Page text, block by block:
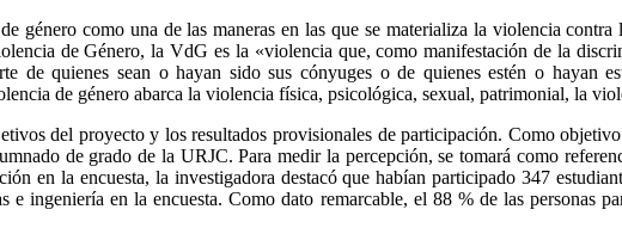
género como una de las maneras en las que se materializa la violencia
de Género, la VdG es la «violencia que, como manifestación de la
de quienes sean o hayan sido sus cónyuges o de quienes estén o hayan
de género abarca la violencia física, psicológica, sexual, patrimonial, la
del proyecto y los resultados provisionales de participación. Como
de grado de la URJC. Para medir la percepción, se tomará como
en la encuesta, la investigadora destacó que habían participado 347
e ingeniería en la encuesta. Como dato remarcable, el 88 % de las personas